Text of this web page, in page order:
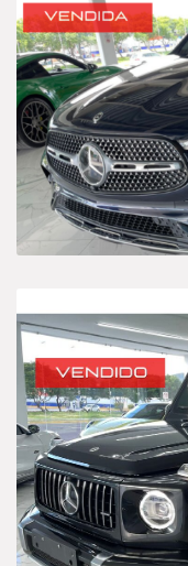
Sedan
Categories
Sedan
Price
$1 350 000